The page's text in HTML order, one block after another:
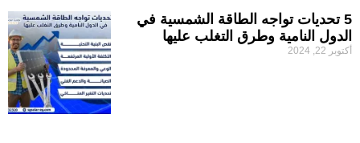
5 تحديات تواجه الطاقة الشمسية في
الدول النامية وطرق التغلب عليها
أكتوبر 22, 2024